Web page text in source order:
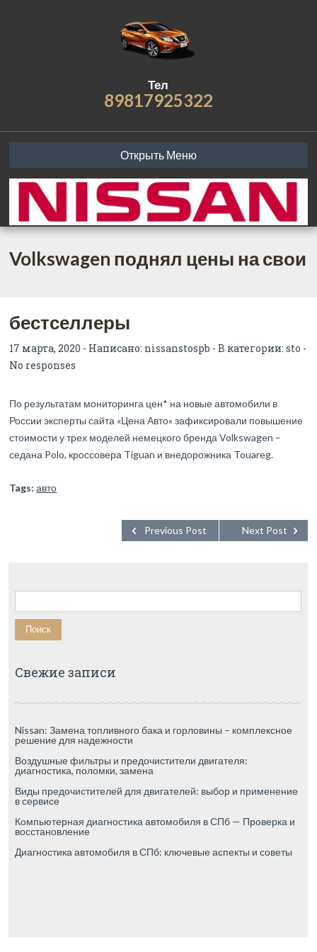
Тел
89817925322
Открыть Меню
Volkswagen поднял цены на свои
бестселлеры
17 марта, 2020 - Написано: nissanstospb - В категории:sto -
No responses
По результатам мониторинга цен* на новые автомобили в
России эксперты сайта «Цена Авто» зафиксировали повышение
стоимости у трех моделей немецкого бренда Volkswagen –
седана Polo, кроссовера Tiguan и внедорожника Touareg.
Tags: авто
Next Post
Previous Post
Найти:
Свежие записи
Nissan: Замена топливного бака и горловины – комплексное
решение для надежности
Воздушные фильтры и предочистители двигателя:
диагностика, поломки, замена
Виды предочистителей для двигателей: выбор и применение
в сервисе
Компьютерная диагностика автомобиля в СПб — Проверка и
восстановление
Диагностика автомобиля в СПб: ключевые аспекты и советы